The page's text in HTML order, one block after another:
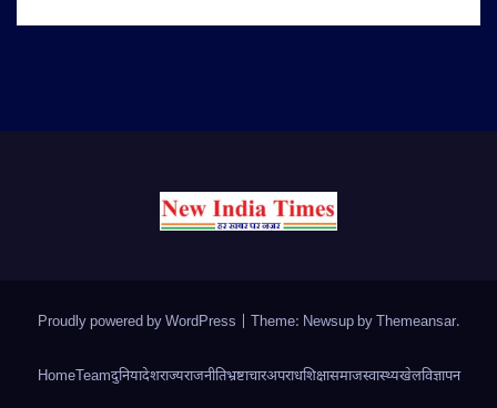
Proudly powered by WordPress Theme: Newsup byThemeansar.
HomeTeamदुनियादेशराज्यराजनीतिभ्रष्टाचारअपराधशिक्षासमाजस्वास्थ्यखेलविज्ञापन